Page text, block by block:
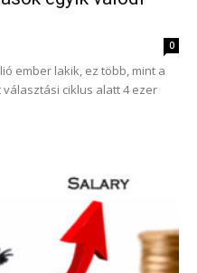
0
ember lakik, ez több, mint a
ciklus alatt 4 ezer